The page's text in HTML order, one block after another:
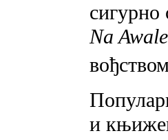
сигурно
Na Awale
и